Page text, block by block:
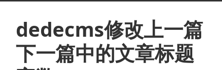
dedecms修改上一篇
下一篇中的文章标题